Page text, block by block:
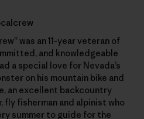
was an 11-year veteran of
and knowledgeable
a special love for Nevada’s
on his mountain bike and
an excellent backcountry
fly fisherman and alpinist who
summer to guide for the